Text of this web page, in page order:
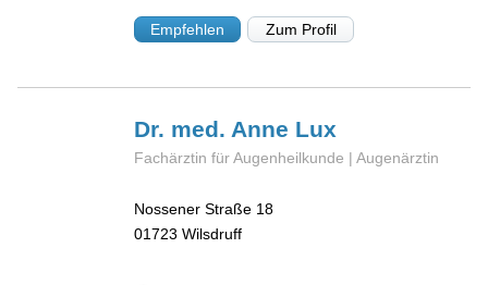
Empfehlen Zum Profil
Dr. med. Anne Lux
Fachärztin für Augenheilkunde | Augenärztin
Nossener Straße 18
01723 Wilsdruff